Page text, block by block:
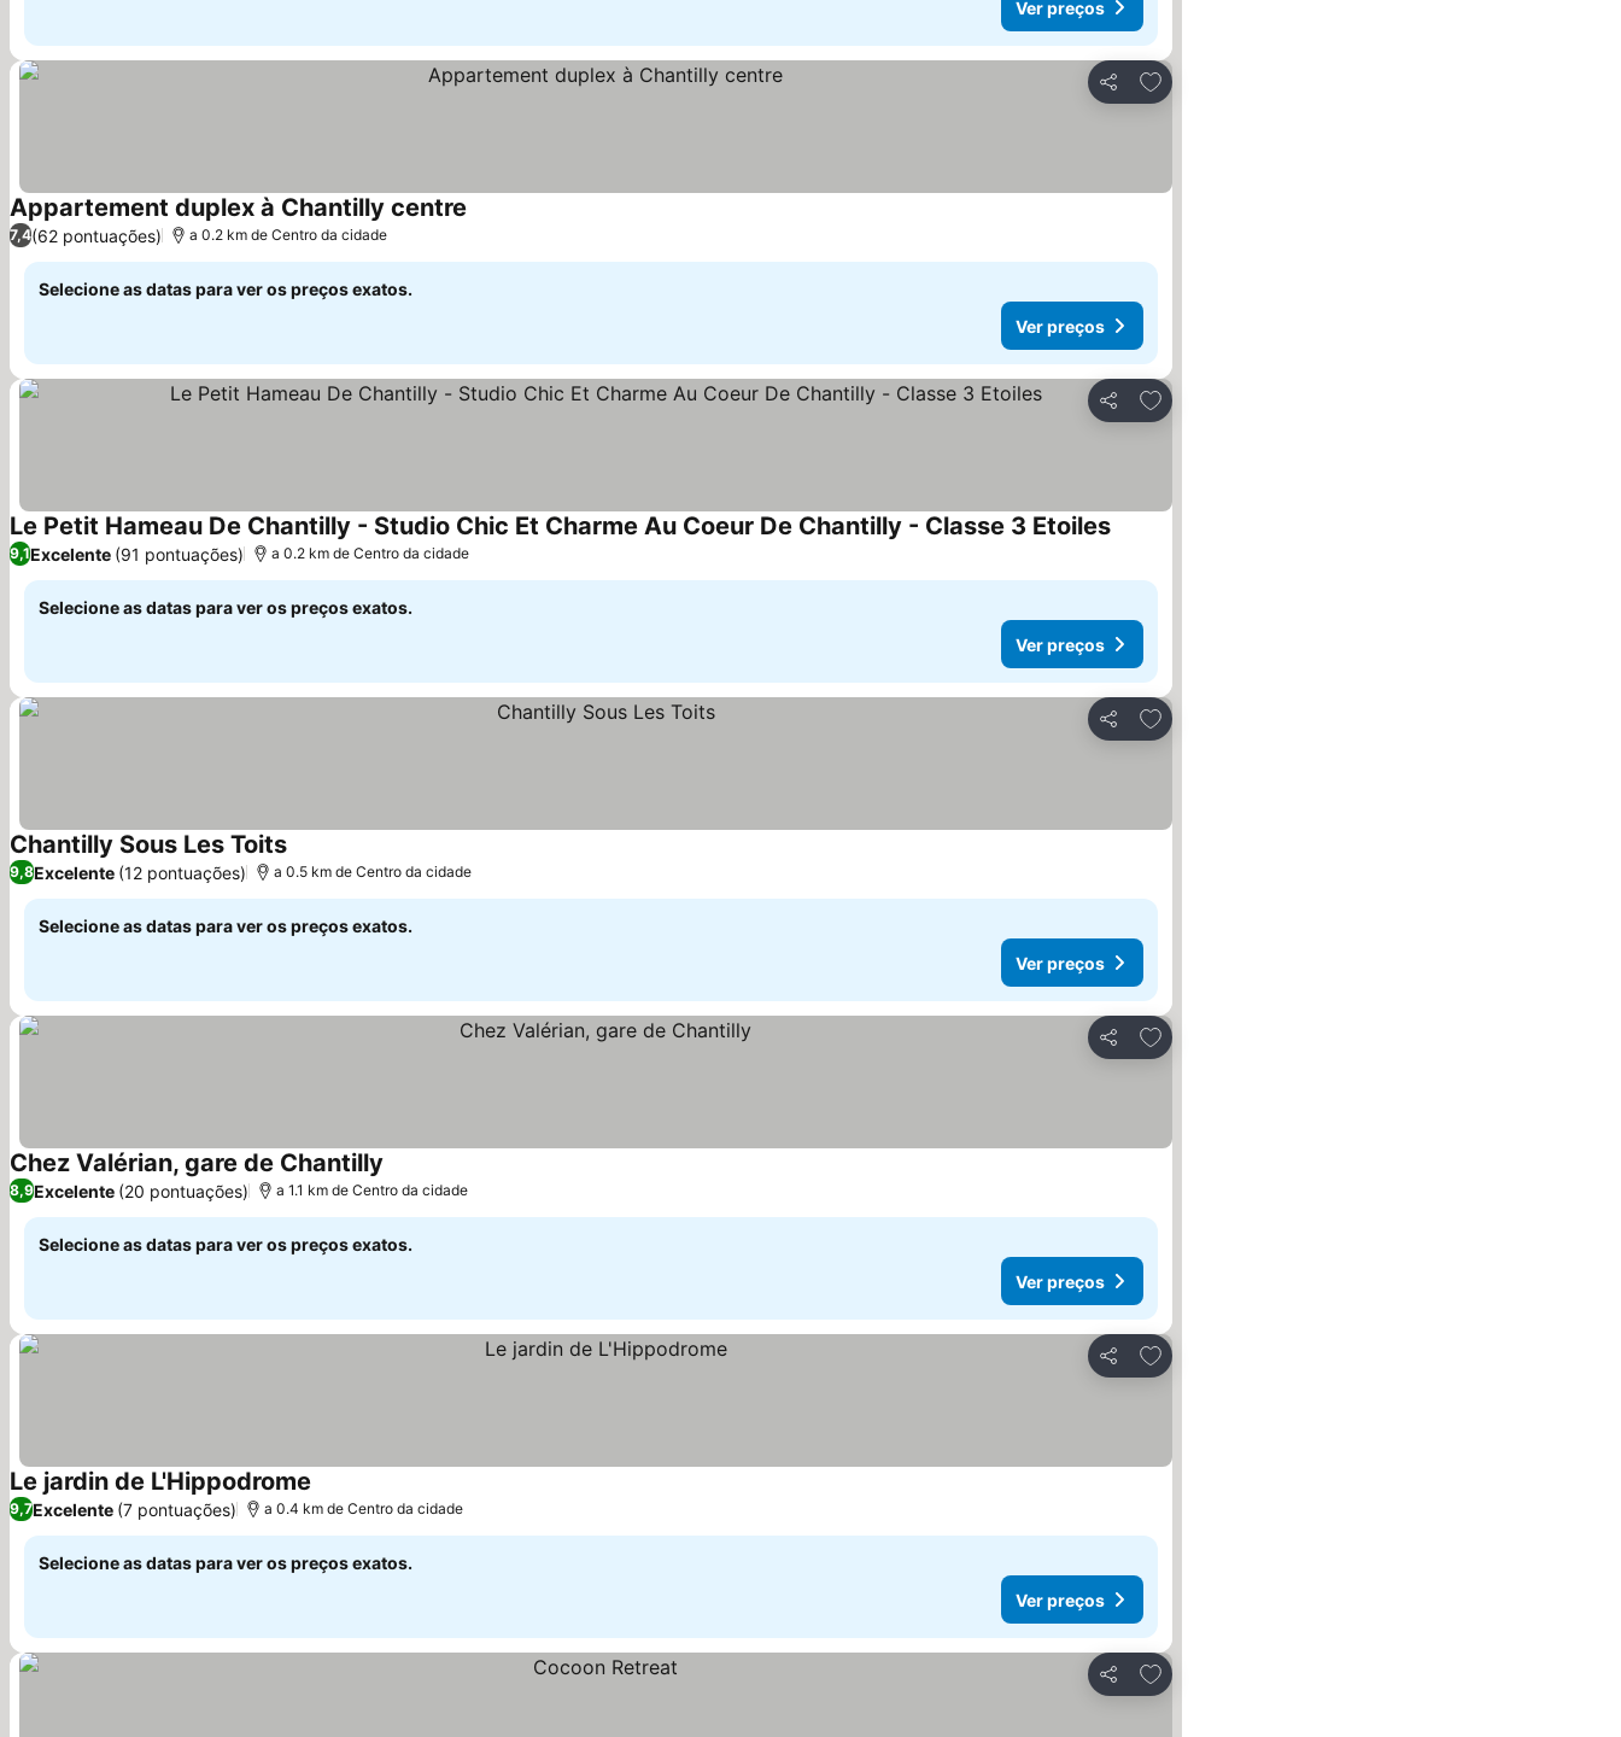
Ver preços
Partilhar
Adicionar aos favoritos
Appartement duplex à Chantilly centre
7,4(62 pontuações) a 0.2 km de Centro da cidade
Selecione as datas para ver os preços exatos.
Ver preços
Partilhar
Adicionar aos favoritos
Le Petit Hameau De Chantilly - Studio Chic Et Charme Au Coeur De Chantilly - Classe 3 Etoiles
9,1Excelente (91 pontuações) a 0.2 km de Centro da cidade
Selecione as datas para ver os preços exatos.
Ver preços
Partilhar
Adicionar aos favoritos
Chantilly Sous Les Toits
9,8Excelente (12 pontuações) a 0.5 km de Centro da cidade
Selecione as datas para ver os preços exatos.
Ver preços
Partilhar
Adicionar aos favoritos
Chez Valérian, gare de Chantilly
8,9Excelente (20 pontuações) a 1.1 km de Centro da cidade
Selecione as datas para ver os preços exatos.
Ver preços
Partilhar
Adicionar aos favoritos
Le jardin de L'Hippodrome
9,7Excelente (7 pontuações) a 0.4 km de Centro da cidade
Selecione as datas para ver os preços exatos.
Ver preços
Partilhar
Adicionar aos favoritos